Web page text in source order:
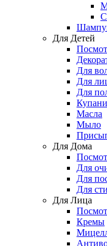
Для Детей
Для
Для
Для
Масла
Мыло
Для Дома
Для
Для
Для
Для Лица
Кремы